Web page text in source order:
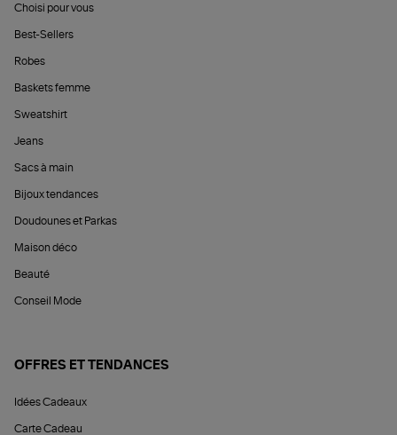
Choisi pour vous
Best-Sellers
Robes
Baskets femme
Sweatshirt
Jeans
Sacs à main
Bijoux tendances
Doudounes et Parkas
Maison déco
Beauté
Conseil Mode
OFFRES ET TENDANCES
Idées Cadeaux
Carte Cadeau